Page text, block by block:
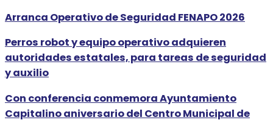
Arranca Operativo de Seguridad FENAPO 2026
Perros robot y equipo operativo adquieren
autoridades estatales, para tareas de seguridad
y auxilio
Con conferencia conmemora Ayuntamiento
Capitalino aniversario del Centro Municipal de